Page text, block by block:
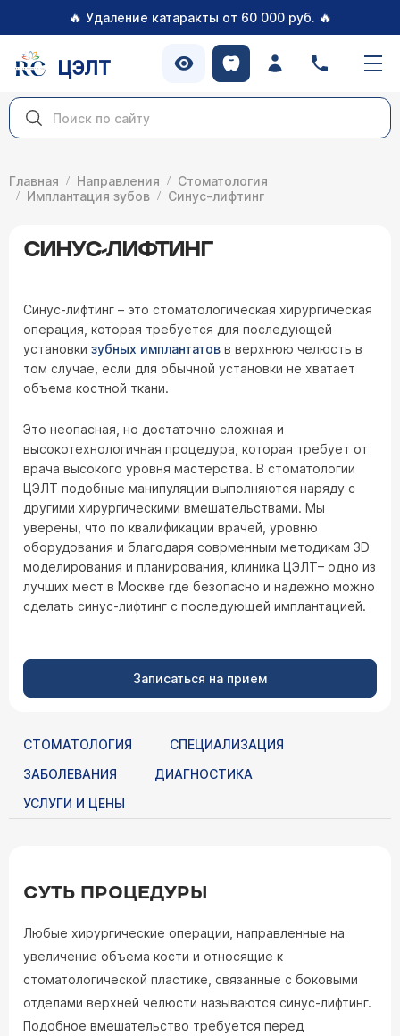
🔥 Удаление катаракты от 60 000 руб. 🔥
ЦЭЛТ
Главная Направления
Стоматология
Имплантация зубов
Синус-лифтинг
СИНУС-ЛИФТИНГ
Синус-лифтинг – это стоматологическая хирургическая
операция, которая требуется для последующей
установки зубных имплантатов в верхнюю челюсть в
том случае, если для обычной установки не хватает
объема костной ткани.
Это неопасная, но достаточно сложная и
высокотехнологичная процедура, которая требует от
врача высокого уровня мастерства. В стоматологии
ЦЭЛТ подобные манипуляции выполняются наряду с
другими хирургическими вмешательствами. Мы
уверены, что по квалификации врачей, уровню
оборудования и благодаря соврменным методикам 3D
моделирования и планирования, клиника ЦЭЛТ– одно из
лучших мест в Москве где безопасно и надежно можно
сделать синус-лифтинг с последующей имплантацией.
Записаться на прием
СТОМАТОЛОГИЯ
СПЕЦИАЛИЗАЦИЯ
ЗАБОЛЕВАНИЯ
ДИАГНОСТИКА
УСЛУГИ И ЦЕНЫ
СУТЬ ПРОЦЕДУРЫ
Любые хирургические операции, направленные на
увеличение объема кости и относящие к
стоматологической пластике, связанные с боковыми
отделами верхней челюсти называются синус-лифтинг.
Подобное вмешательство требуется перед